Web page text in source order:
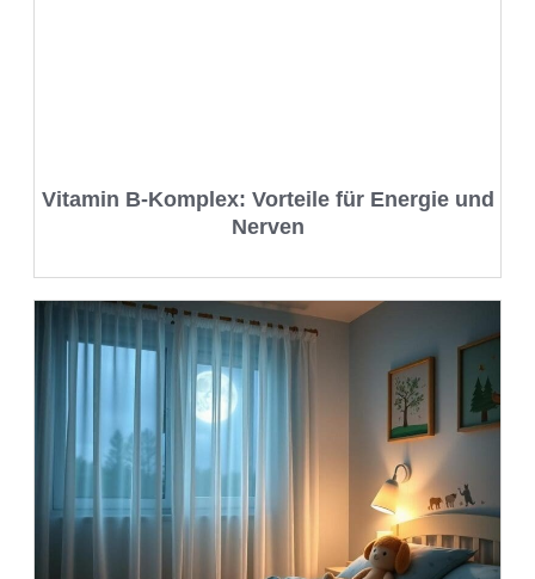
Vitamin B-Komplex: Vorteile für Energie und
Nerven